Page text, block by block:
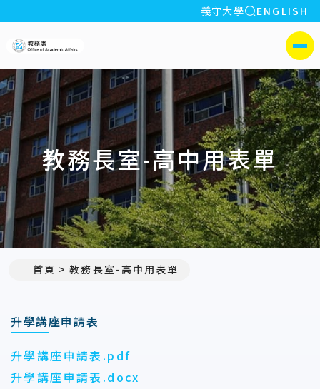
:::
義守大學 全站搜索
ENGLISH
側選單
教務長室-高中用表單
首頁 教務長室-高中用表單
升學講座申請表
升學講座申請表.pdf
升學講座申請表.docx